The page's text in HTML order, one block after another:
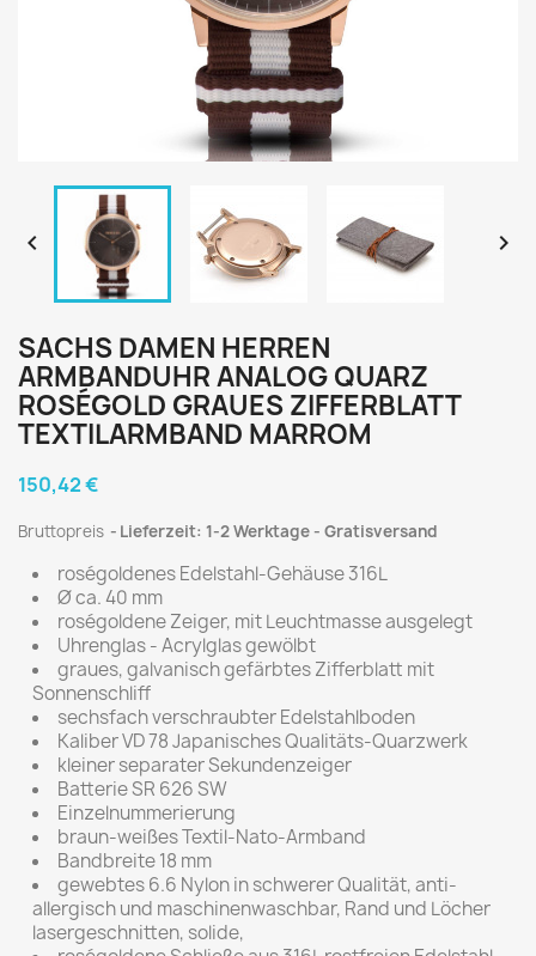
 
SACHS DAMEN HERREN
ARMBANDUHR ANALOG QUARZ
ROSÉGOLD GRAUES ZIFFERBLATT
TEXTILARMBAND MARROM
150,42 €
Bruttopreis Lieferzeit: 1-2 Werktage - Gratisversand
roségoldenes Edelstahl-Gehäuse 316L
Ø ca. 40 mm
roségoldene Zeiger, mit Leuchtmasse ausgelegt
Uhrenglas - Acrylglas gewölbt
graues, galvanisch gefärbtes Zifferblatt mit
Sonnenschliff
sechsfach verschraubter Edelstahlboden
Kaliber VD 78 Japanisches Qualitäts-Quarzwerk
kleiner separater Sekundenzeiger
Batterie SR 626 SW
Einzelnummerierung
braun-weißes Textil-Nato-Armband
Bandbreite 18 mm
gewebtes 6.6 Nylon in schwerer Qualität, anti-
allergisch und maschinenwaschbar, Rand und Löcher
lasergeschnitten, solide,